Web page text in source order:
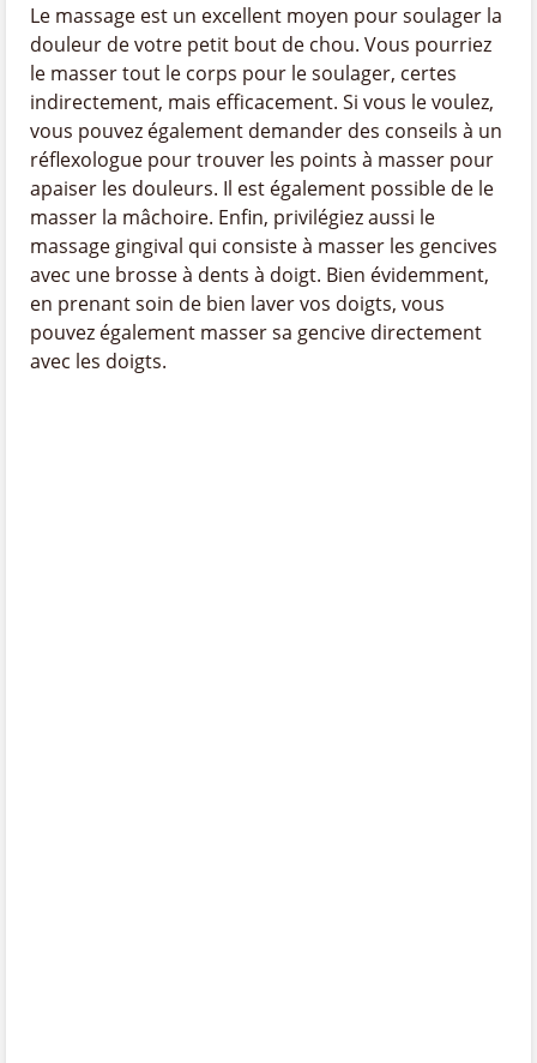
Le massage est un excellent moyen pour soulager la
douleur de votre petit bout de chou. Vous pourriez
le masser tout le corps pour le soulager, certes
indirectement, mais efficacement. Si vous le voulez,
vous pouvez également demander des conseils à un
réflexologue pour trouver les points à masser pour
apaiser les douleurs. Il est également possible de le
masser la mâchoire. Enfin, privilégiez aussi le
massage gingival qui consiste à masser les gencives
avec une brosse à dents à doigt. Bien évidemment,
en prenant soin de bien laver vos doigts, vous
pouvez également masser sa gencive directement
avec les doigts.